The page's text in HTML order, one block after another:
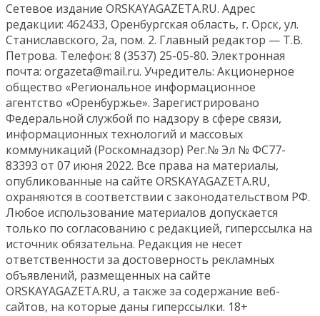
Сетевое издание ORSKAYAGAZETA.RU. Адрес
редакции: 462433, Оренбургская область, г. Орск, ул.
Станиславского, 2а, пом. 2. Главный редактор — Т.В.
Петрова. Телефон: 8 (3537) 25-05-80. Электронная
почта: orgazeta@mail.ru. Учредитель: Акционерное
общество «Региональное информационное
агентство «Оренбуржье». Зарегистрировано
Федеральной службой по надзору в сфере связи,
информационных технологий и массовых
коммуникаций (Роскомнадзор) Рег.№ Эл № ФС77-
83393 от 07 июня 2022. Все права на материалы,
опубликованные на сайте ORSKAYAGAZETA.RU,
охраняются в соответствии с законодательством РФ.
Любое использование материалов допускается
только по согласованию с редакцией, гиперссылка на
источник обязательна. Редакция не несет
ответственности за достоверность рекламных
объявлений, размещенных на сайте
ORSKAYAGAZETA.RU, а также за содержание веб-
сайтов, на которые даны гиперссылки. 18+